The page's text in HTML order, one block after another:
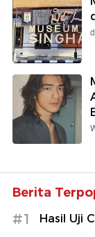
Berita
#1 Hasil Uji